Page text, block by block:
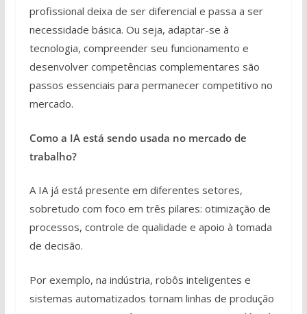
profissional deixa de ser diferencial e passa a ser
necessidade básica. Ou seja, adaptar-se à
tecnologia, compreender seu funcionamento e
desenvolver competências complementares são
passos essenciais para permanecer competitivo no
mercado.
Como a IA está sendo usada no mercado de
trabalho?
A IA já está presente em diferentes setores,
sobretudo com foco em três pilares: otimização de
processos, controle de qualidade e apoio à tomada
de decisão.
Por exemplo, na indústria, robôs inteligentes e
sistemas automatizados tornam linhas de produção